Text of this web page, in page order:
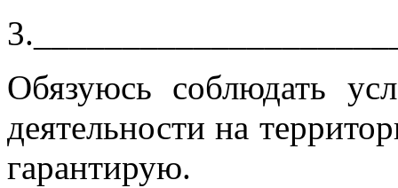
Обязуюсь соблюдать
деятельности на
гарантирую.